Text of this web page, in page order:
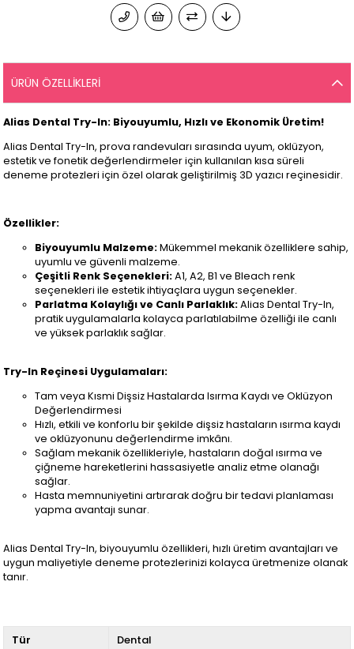
ÜRÜN ÖZELLIKLERI
Alias Dental Try-In: Biyouyumlu, Hızlı ve Ekonomik Üretim!
Alias Dental Try-In, prova randevuları sırasında uyum, oklüzyon,
estetik ve fonetik değerlendirmeler için kullanılan kısa süreli
deneme protezleri için özel olarak geliştirilmiş 3D yazıcı reçinesidir.
Özellikler:
Biyouyumlu Malzeme:Mükemmel mekanik özelliklere sahip,
uyumlu ve güvenli malzeme.
Çeşitli Renk Seçenekleri:A1, A2, B1 ve Bleach renk
seçenekleri ile estetik ihtiyaçlara uygun seçenekler.
Parlatma Kolaylığı ve Canlı Parlaklık:Alias Dental Try-In,
pratik uygulamalarla kolayca parlatılabilme özelliği ile canlı
ve yüksek parlaklık sağlar.
Try-In Reçinesi Uygulamaları:
Tam veya Kısmi Dişsiz Hastalarda Isırma Kaydı ve Oklüzyon
Değerlendirmesi
Hızlı, etkili ve konforlu bir şekilde dişsiz hastaların ısırma kaydı
ve oklüzyonunu değerlendirme imkânı.
Sağlam mekanik özellikleriyle, hastaların doğal ısırma ve
çiğneme hareketlerini hassasiyetle analiz etme olanağı
sağlar.
Hasta memnuniyetini artırarak doğru bir tedavi planlaması
yapma avantajı sunar.
Alias Dental Try-In, biyouyumlu özellikleri, hızlı üretim avantajları ve
uygun maliyetiyle deneme protezlerinizi kolayca üretmenize olanak
tanır.
Tür Dental